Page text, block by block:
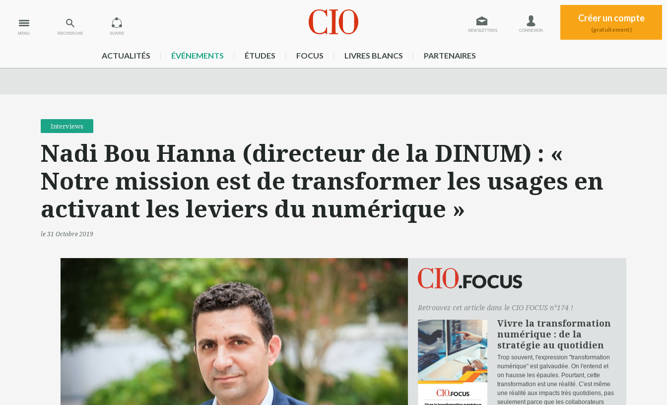
MENU RECHERCHE SUIVRE
NEWSLETTERS CONNEXION
Créer un compte
(gratuitement)
ACTUALITÉS ÉVÉNEMENTS ÉTUDES FOCUS LIVRES BLANCS PARTENAIRES
Interviews
Nadi Bou Hanna (directeur de la DINUM) : «
Notre mission est de transformer les usages en
activant les leviers du numérique »
le 31 Octobre 2019
Retrouvez cet article dans le CIO FOCUS n°174 !
Vivre la transformation
numérique : de la
stratégie au quotidien
Trop souvent, l'expression "transformation
numérique" est galvaudée. On l'entend et
on hausse les épaules. Pourtant, cette
transformation est une réalité. C'est même
une réalité aux impacts très quotidiens, pas
seulement parce que les collaborateurs